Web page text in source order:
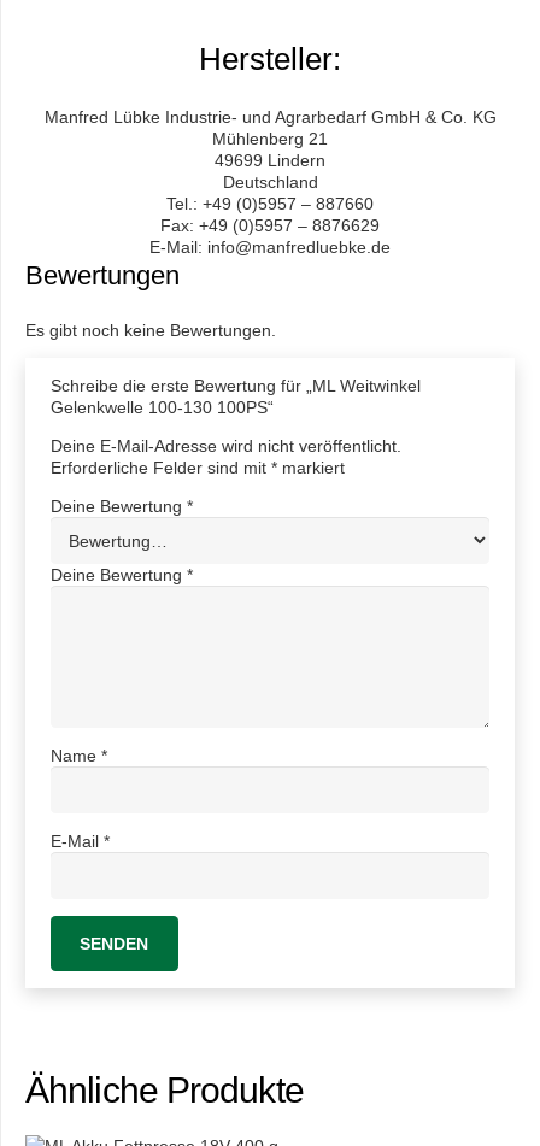
Hersteller:
Manfred Lübke Industrie- und Agrarbedarf GmbH & Co. KG
Mühlenberg 21
49699 Lindern
Deutschland
Tel.: +49 (0)5957 – 887660
Fax: +49 (0)5957 – 8876629
E-Mail: info@manfredluebke.de
Bewertungen
Es gibt noch keine Bewertungen.
Schreibe die erste Bewertung für „ML Weitwinkel
Gelenkwelle 100-130 100PS“
Deine E-Mail-Adresse wird nicht veröffentlicht.
Erforderliche Felder sind mit * markiert
Deine Bewertung *
Deine Bewertung *
Name *
E-Mail *
Ähnliche Produkte